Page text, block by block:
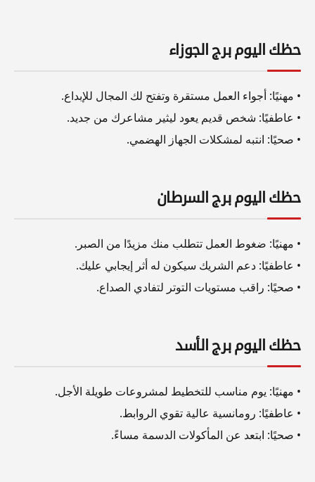
حظك اليوم برج الجوزاء
• مهنيًا: أجواء العمل مستقرة وتفتح لك المجال للإبداع.
• عاطفيًا: شخص قديم يعود ليثير مشاعرك من جديد.
• صحيًا: انتبه لمشكلات الجهاز الهضمي.
حظك اليوم برج السرطان
• مهنيًا: ضغوط العمل تتطلب منك مزيدًا من الصبر.
• عاطفيًا: دعم الشريك سيكون له أثر إيجابي عليك.
• صحيًا: راقب مستويات التوتر لتفادي الصداع.
حظك اليوم برج الأسد
• مهنيًا: يوم مناسب للتخطيط لمشروعات طويلة الأجل.
• عاطفيًا: رومانسية عالية تقوي الروابط.
• صحيًا: ابتعد عن المأكولات الدسمة مساءً.